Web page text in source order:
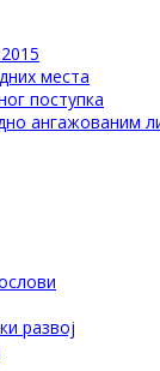
места
поступка
ангажованим
развој